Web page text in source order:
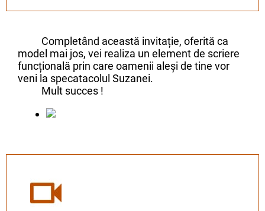
Completând această invitație, oferită ca
model mai jos, vei realiza un element de scriere
funcțională prin care oamenii aleși de tine vor
veni la specatacolul Suzanei.
Mult succes !